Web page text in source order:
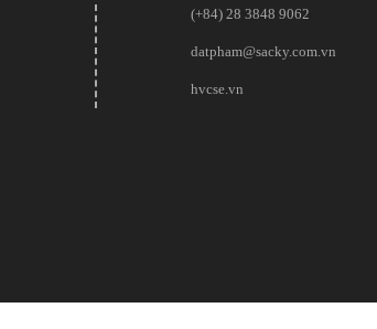
(+84) 28 3848 9062
datpham@sacky.com.vn
hvcse.vn